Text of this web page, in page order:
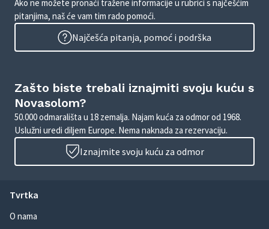
Ako ne možete pronaći tražene informacije u rubrici s najčešćim
pitanjima, naš će vam tim rado pomoći.
Najčešća pitanja, pomoć i podrška
Zašto biste trebali iznajmiti svoju kuću s
Novasolom?
50.000 odmarališta u 18 zemalja. Najam kuća za odmor od 1968.
Uslužni uredi diljem Europe. Nema naknada za rezervaciju.
Iznajmite svoju kuću za odmor
Tvrtka
O nama